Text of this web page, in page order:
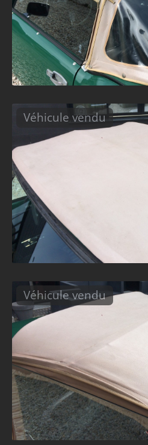
Véhicule vendu
Véhicule vendu